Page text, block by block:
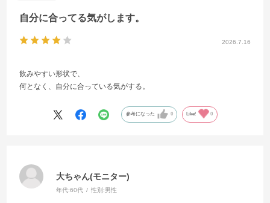
2026.7.16
自分に合ってる気がします。
飲みやすい形状で、
何となく、自分に合っている気がする。
参考になった 0 Like! 0
大ちゃん(モニター)
年代:60代 性別:男性